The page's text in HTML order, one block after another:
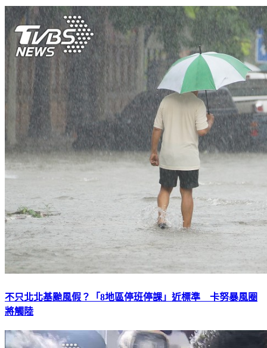
不只北北基颱風假？「8地區停班停課」近標準 卡努暴風圈
將觸陸